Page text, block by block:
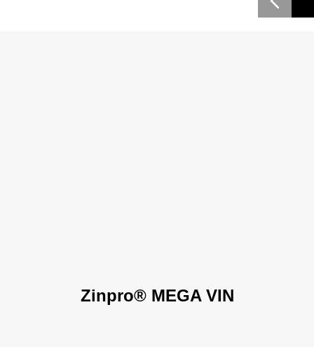
Zinpro® MEGA VIN